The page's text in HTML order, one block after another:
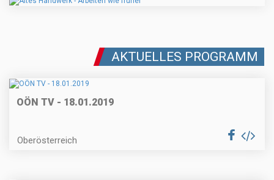
AKTUELLES PROGRAMM
OÖN TV - 18.01.2019
Oberösterreich